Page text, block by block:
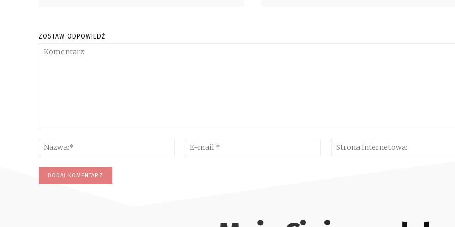
ZOSTAW ODPOWIEDŹ
Nazwa:*